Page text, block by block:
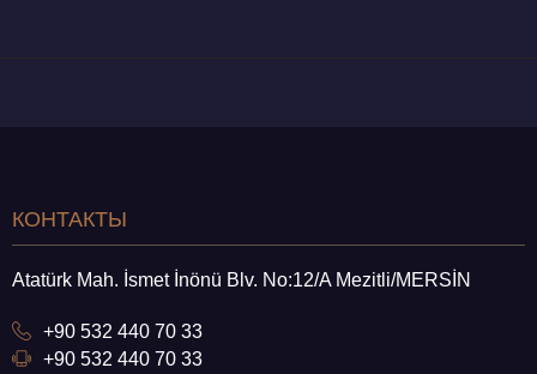
КОНТАКТЫ
Atatürk Mah. İsmet İnönü Blv. No:12/A Mezitli/MERSİN
+90 532 440 70 33
+90 532 440 70 33